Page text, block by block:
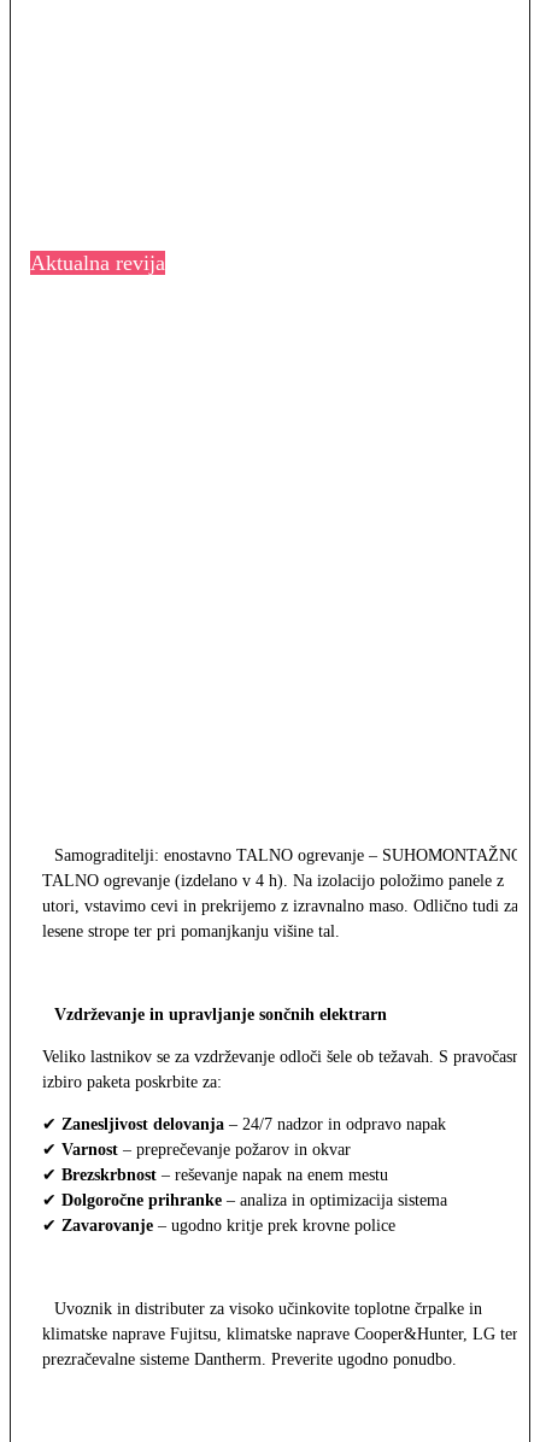
Aktualna revija
Samograditelji: enostavno TALNO ogrevanje – SUHOMONTAŽNO
TALNO ogrevanje (izdelano v 4 h). Na izolacijo položimo panele z
utori, vstavimo cevi in prekrijemo z izravnalno maso. Odlično tudi za
lesene strope ter pri pomanjkanju višine tal.
Vzdrževanje in upravljanje sončnih elektrarn
Veliko lastnikov se za vzdrževanje odloči šele ob težavah. S pravočasno
izbiro paketa poskrbite za:
✔ Zanesljivost delovanja – 24/7 nadzor in odpravo napak
✔ Varnost – preprečevanje požarov in okvar
✔ Brezskrbnost – reševanje napak na enem mestu
✔ Dolgoročne prihranke – analiza in optimizacija sistema
✔ Zavarovanje – ugodno kritje prek krovne police
Uvoznik in distributer za visoko učinkovite toplotne črpalke in
klimatske naprave Fujitsu, klimatske naprave Cooper&Hunter, LG ter
prezračevalne sisteme Dantherm. Preverite ugodno ponudbo.